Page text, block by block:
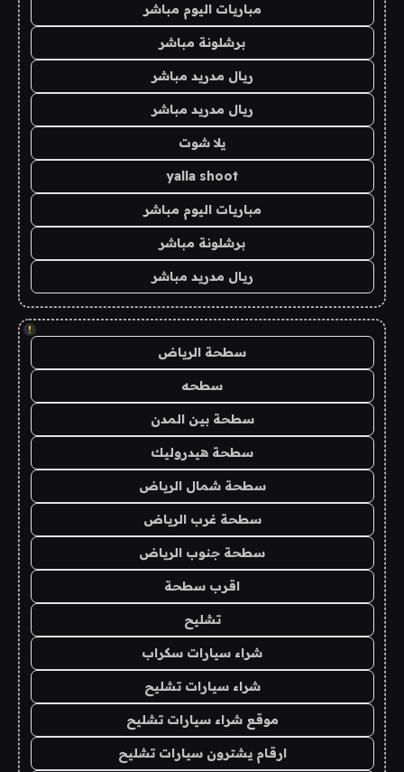
مباريات اليوم مباشر
برشلونة مباشر
ريال مدريد مباشر
ريال مدريد مباشر
يلا شوت
yalla shoot
مباريات اليوم مباشر
برشلونة مباشر
ريال مدريد مباشر
!
سطحة الرياض
سطحه
سطحة بين المدن
سطحة هيدروليك
سطحة شمال الرياض
سطحة غرب الرياض
سطحة جنوب الرياض
اقرب سطحة
تشليح
شراء سيارات سكراب
شراء سيارات تشليح
موقع شراء سيارات تشليح
ارقام يشترون سيارات تشليح